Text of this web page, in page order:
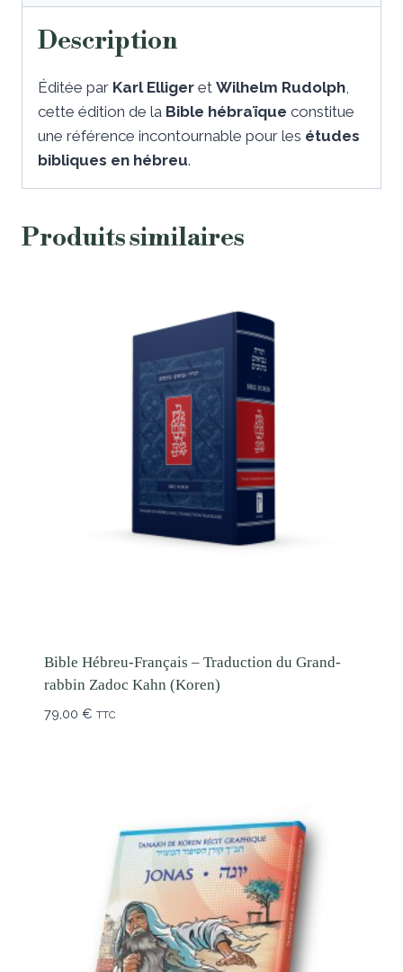
Description
Éditée par Karl Elliger et Wilhelm Rudolph
cette édition de la Bible hébraïque constitue
une référence incontournable pour les études
bibliques en hébreu.
Produits similaires
Bible Hébreu-Français – Traduction du Grand-
rabbin Zadoc Kahn (Koren)
79,00 € TTC